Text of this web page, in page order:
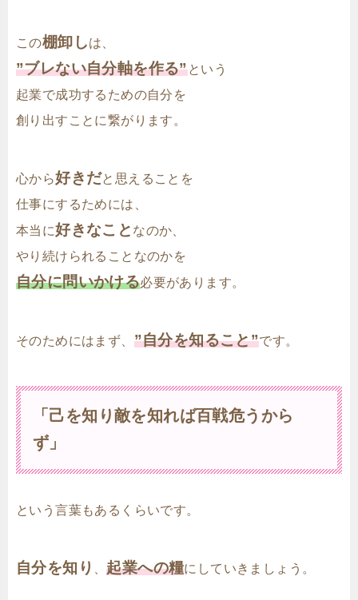
この棚卸しは、
”ブレない自分軸を作る”という
起業で成功するための自分を
創り出すことに繋がります。
心から好きだと思えることを
仕事にするためには、
本当に好きなこと なのか、
やり続けられることなのかを
自分に問いかける必要があります。
そのためにはまず、 ”自分を知ること”です。
「己を知り敵を知れば百戦危うから
ず」
という言葉もあるくらいです。
自分を知り 、起業への糧にしていきましょう。